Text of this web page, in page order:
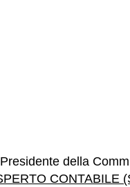
della
CONTABILE